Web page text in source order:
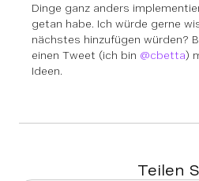
Dinge ganz anders
getan habe. Ich würde gerne
nächstes hinzufügen würden?
einen Tweet (ich bin @cbetta)
Ideen.
Teilen